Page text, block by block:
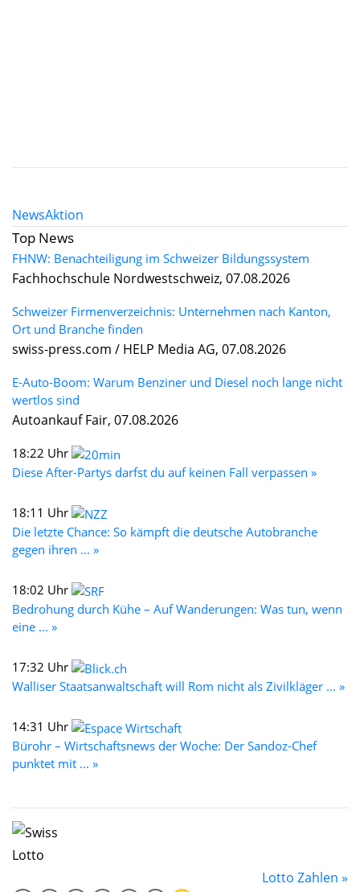
NewsAktion
Top News
FHNW: Benachteiligung im Schweizer Bildungssystem
Fachhochschule Nordwestschweiz, 07.08.2026
Schweizer Firmenverzeichnis: Unternehmen nach Kanton,
Ort und Branche finden
swiss-press.com / HELP Media AG, 07.08.2026
E-Auto-Boom: Warum Benziner und Diesel noch lange nicht
wertlos sind
Autoankauf Fair, 07.08.2026
18:22 Uhr
Diese After-Partys darfst du auf keinen Fall verpassen »
18:11 Uhr
Die letzte Chance: So kämpft die deutsche Autobranche
gegen ihren ... »
18:02 Uhr
Bedrohung durch Kühe – Auf Wanderungen: Was tun, wenn
eine ... »
17:32 Uhr
Walliser Staatsanwaltschaft will Rom nicht als Zivilkläger ... »
14:31 Uhr
Bürohr – Wirtschaftsnews der Woche: Der Sandoz-Chef
punktet mit ... »
Lotto Zahlen »